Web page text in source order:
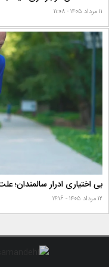
۱۱ مرداد ۱۴۰۵ - ۱۱:۰۸
بی اختیاری ادرار سالمندان؛
۱۲ مرداد ۱۴۰۵ - ۱۴:۱۶